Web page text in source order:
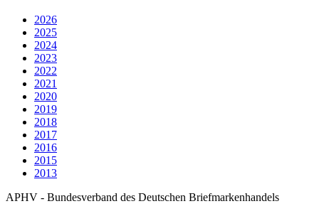
2026
2025
2024
2023
2022
2021
2020
2019
2018
2017
2016
2015
2013
APHV - Bundesverband des Deutschen Briefmarkenhandels